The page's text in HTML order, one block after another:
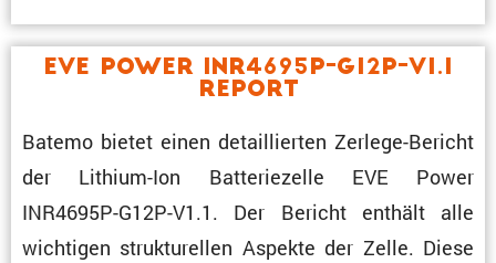
EVE Power INR4695P-G12P-V1.1
Report
Batemo bietet einen detail­lierten Zerlege-Bericht
der Lithium-Ion Batte­rie­zelle EVE Power
INR4695P-G12P-V1.1. Der Bericht enthält alle
wichtigen struk­tu­rellen Aspekte der Zelle. Diese